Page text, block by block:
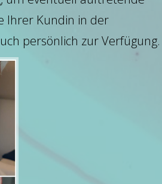
Ihrer Kundin in der
persönlich zur Verfügung.